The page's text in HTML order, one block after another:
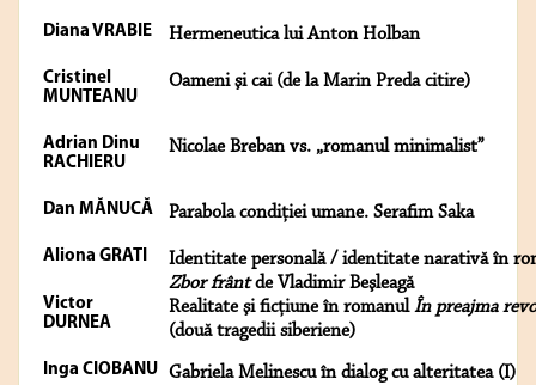
Diana VRABIE Hermeneutica lui Anton Holban
Cristinel
MUNTEANU
Oameni şi cai (de la Marin Preda citire)
Adrian Dinu
RACHIERU
Nicolae Breban vs. „romanul minimalist”
Dan MĂNUCĂ Parabola condiţiei umane. Serafim Saka
Aliona GRATI
Identitate personală / identitate narativă în
Zbor frântde Vladimir Beşleagă
Victor
DURNEA
Realitate şi ficţiune în romanulÎn preajma
(două tragedii siberiene)
Inga CIOBANU Gabriela Melinescu în dialog cu alteritatea (I)